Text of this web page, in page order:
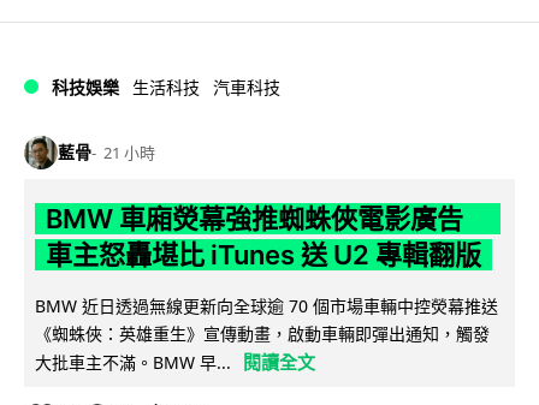
科技娛樂 生活科技 汽車科技
藍骨 21 小時
BMW 車廂熒幕強推蜘蛛俠電影廣告
車主怒轟堪比 iTunes 送 U2 專輯翻版
BMW 近日透過無線更新向全球逾 70 個市場車輛中控熒幕推送
《蜘蛛俠：英雄重生》宣傳動畫，啟動車輛即彈出通知，觸發
大批車主不滿。BMW 早...
閱讀全文